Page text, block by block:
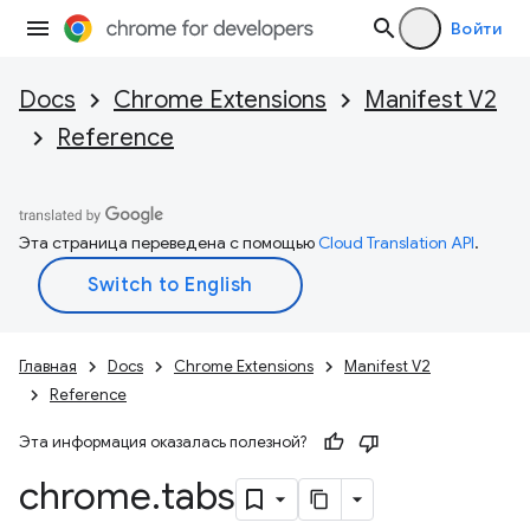
Войти
Docs Chrome Extensions
Manifest V2
Reference
Эта страница переведена с помощьюCloud Translation API.
Главная Docs Chrome Extensions
Manifest V2
Reference
Эта информация оказалась полезной?
chrome.tabs